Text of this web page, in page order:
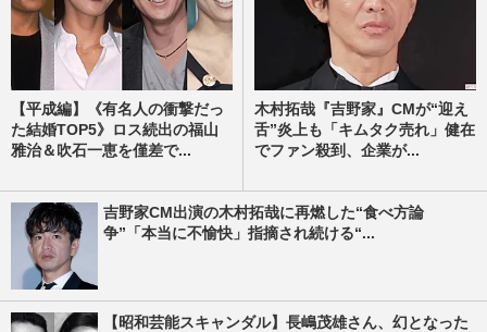
【平成編】《有名人の衝撃だっ
た結婚TOP5》ロス続出の福山
雅治＆吹石一恵を僅差で...
木村拓哉『吉野家』CMが“迎え
舌”炎上も「キムタク売れ」健在
でファン殺到、企業が...
吉野家CM出演の木村拓哉に再燃した“食べ方論
争”「本当に不愉快」指摘され続ける“...
【昭和芸能スキャンダル】長嶋茂雄さん、幻となった